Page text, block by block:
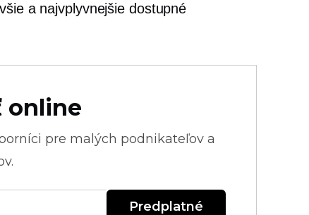
a najvplyvnejšie dostupné
online
pre malých podnikateľov a
Predplatné